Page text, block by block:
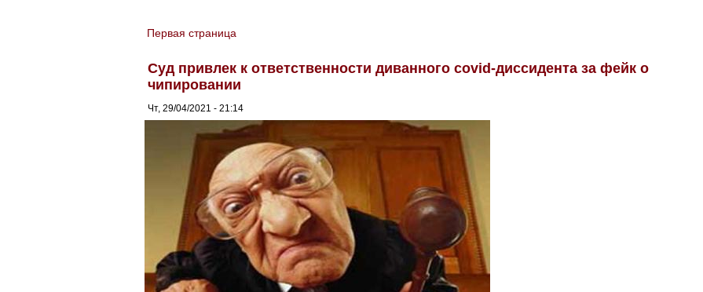
You are here
Первая страница
Суд привлек к ответственности диванного covid-диссидента за фейк о
чипировании
Чт, 29/04/2021 - 21:14